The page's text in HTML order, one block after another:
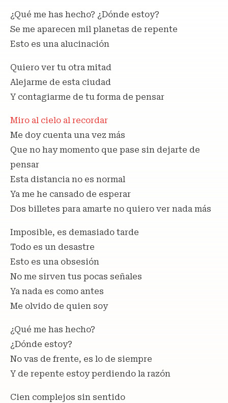
¿Qué me has hecho? ¿Dónde estoy?
Se me aparecen mil planetas de repente
Esto es una alucinación
Quiero ver tu otra mitad
Alejarme de esta ciudad
Y contagiarme de tu forma de pensar
Miro al cielo al recordar
Me doy cuenta una vez más
Que no hay momento que pase sin dejarte de
pensar
Esta distancia no es normal
Ya me he cansado de esperar
Dos billetes para amarte no quiero ver nada más
Imposible, es demasiado tarde
Todo es un desastre
Esto es una obsesión
No me sirven tus pocas señales
Ya nada es como antes
Me olvido de quien soy
¿Qué me has hecho?
¿Dónde estoy?
No vas de frente, es lo de siempre
Y de repente estoy perdiendo la razón
Cien complejos sin sentido